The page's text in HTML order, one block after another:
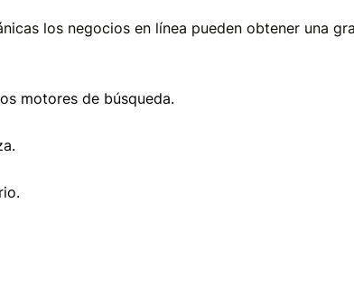
los negocios en línea pueden obtener una
motores de búsqueda.